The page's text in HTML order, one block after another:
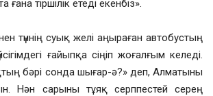
тіршілік етеді екенбіз».
түннің суық желі аңыраған автобустың
ғайыпқа сіңіп жоғалғым келеді.
бәрі сонда шығар-ә?» деп, Алматыны
Нән сарыны тұяқ серппестей серең